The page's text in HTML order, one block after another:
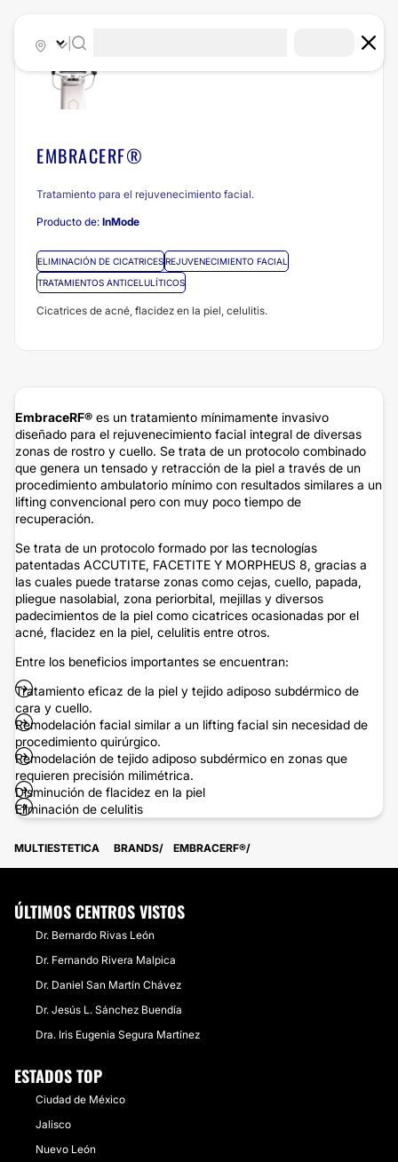
EMBRACERF®
Tratamiento para el rejuvenecimiento facial.
Producto de: InMode
ELIMINACIÓN DE CICATRICESREJUVENECIMIENTO FACIAL
TRATAMIENTOS ANTICELULÍTICOS
Cicatrices de acné, flacidez en la piel, celulitis.
EmbraceRF® es un tratamiento mínimamente invasivo
diseñado para el rejuvenecimiento facial integral de diversas
zonas de rostro y cuello. Se trata de un protocolo combinado
que genera un tensado y retracción de la piel a través de un
procedimiento ambulatorio mínimo con resultados similares a un
lifting convencional pero con muy poco tiempo de
recuperación.
Se trata de un protocolo formado por las tecnologías
patentadas ACCUTITE, FACETITE Y MORPHEUS 8, gracias a
las cuales puede tratarse zonas como cejas, cuello, papada,
pliegue nasolabial, zona periorbital, mejillas y diversos
padecimientos de la piel como cicatrices ocasionadas por el
acné, flacidez en la piel, celulitis entre otros.
Entre los beneficios importantes se encuentran:
Tratamiento eficaz de la piel y tejido adiposo subdérmico de
cara y cuello.
Remodelación facial similar a un lifting facial sin necesidad de
procedimiento quirúrgico.
Remodelación de tejido adiposo subdérmico en zonas que
requieren precisión milimétrica.
Disminución de flacidez en la piel
Eliminación de celulitis
MULTIESTETICA BRANDS EMBRACERF®
ÚLTIMOS CENTROS VISTOS
Dr. Bernardo Rivas León
Dr. Fernando Rivera Malpica
Dr. Daniel San Martín Chávez
Dr. Jesús L. Sánchez Buendía
Dra. Iris Eugenia Segura Martínez
ESTADOS TOP
Ciudad de México
Jalisco
Nuevo León